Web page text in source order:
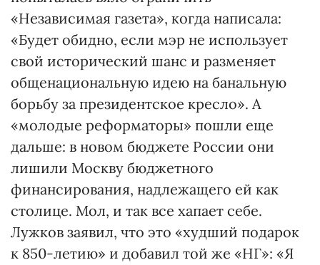
«Независимая газета», когда написала:
«Будет обидно, если мэр не использует
свой исторический шанс и разменяет
общенациональную идею на банальную
борьбу за президентское кресло». А
«молодые реформаторы» пошли еще
дальше: в новом бюджете России они
лишили Москву бюджетного
финансирования, надлежащего ей как
столице. Мол, и так все хапает себе.
Лужков заявил, что это «худший подарок
к 850-летию» и добавил той же «НГ»: «Я